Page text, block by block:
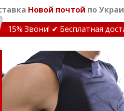
Новой почтой по
Звони! ✔ Бесплатная